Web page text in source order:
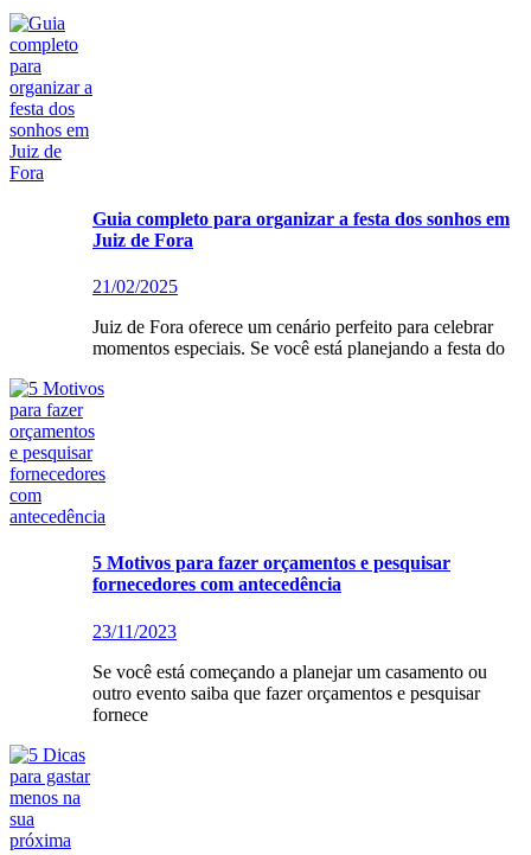
Guia completo para organizar a festa dos sonhos em
Juiz de Fora
21/02/2025
Juiz de Fora oferece um cenário perfeito para celebrar
momentos especiais. Se você está planejando a festa do
5 Motivos para fazer orçamentos e pesquisar
fornecedores com antecedência
23/11/2023
Se você está começando a planejar um casamento ou
outro evento saiba que fazer orçamentos e pesquisar
fornece